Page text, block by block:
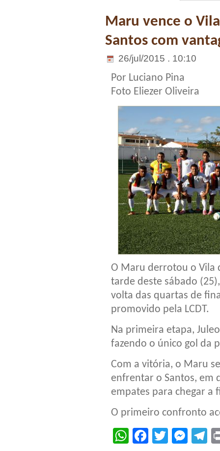
Maru vence o
Santos com
26/jul/2015 . 10:10
Por Luciano Pina
Foto Eliezer Oliveira
O Maru derrotou o Vila
tarde deste sábado
volta das quartas de
promovido pela LCDT.
Na primeira etapa,
fazendo o único gol da
Com a vitória, o Maru
enfrentar o Santos, em
empates para chegar a
O primeiro confronto
WhatsApp
Facebook
Twitter